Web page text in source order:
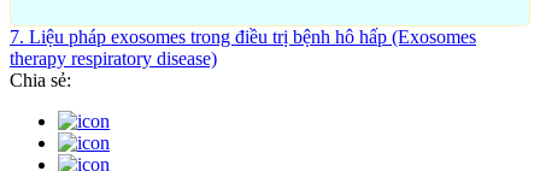
7. Liệu pháp exosomes trong điều trị bệnh hô hấp (Exosomes
therapy respiratory disease)
Chia sẻ: